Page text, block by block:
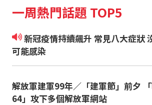
一周熱門話題 TOP5
新冠疫情持續飆升 常見八大症狀 沒發燒也
可能感染
解放軍建軍99年／「建軍節」前夕
64」攻下多個解放軍網站